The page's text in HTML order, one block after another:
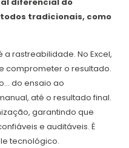
tradicionais, como
rastreabilidade. No Excel,
comprometer o resultado.
do ensaio ao
até o resultado final.
garantindo que
e auditáveis. É
tecnológico.